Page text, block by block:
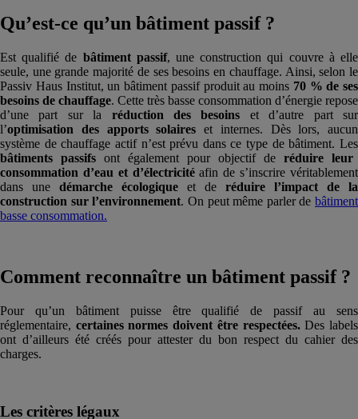
Qu’est-ce qu’un bâtiment passif ?
Est qualifié de bâtiment passif, une construction qui couvre à elle
seule, une grande majorité de ses besoins en chauffage. Ainsi, selon le
Passiv Haus Institut, un bâtiment passif produit au moins 70 % de ses
besoins de chauffage. Cette très basse consommation d’énergie repose
d’une part sur la réduction des besoins et d’autre part sur
l’optimisation des apports solaires et internes. Dès lors, aucun
système de chauffage actif n’est prévu dans ce type de bâtiment. Les
bâtiments passifs ont également pour objectif de réduire leur
consommation d’eau et d’électricitéafin de s’inscrire véritablement
dans une démarche écologique et de réduire l’impact de la
construction sur l’environnement. On peut même parler de bâtiment
basse consommation.
Comment reconnaître un bâtiment passif ?
Pour qu’un bâtiment puisse être qualifié de passif au sens
réglementaire, certaines normes doivent être respectées.Des labels
ont d’ailleurs été créés pour attester du bon respect du cahier des
charges.
Les critères légaux